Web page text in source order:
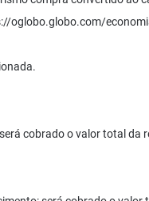
oglobo.globo.com/
cobrado o valor total da